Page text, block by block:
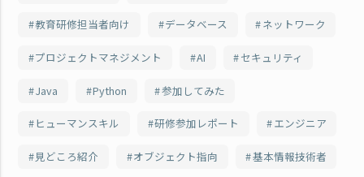
教育研修担当者向け データベース ネットワーク
プロジェクトマネジメント AI セキュリティ
Java Python 参加してみた
ヒューマンスキル 研修参加レポート エンジニア
見どころ紹介 オブジェクト指向 基本情報技術者